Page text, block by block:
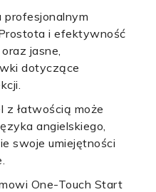
profesjonalnym
i efektywność
jasne,
dotyczące
z łatwością może
angielskiego,
swoje umiejętności
One-Touch Start